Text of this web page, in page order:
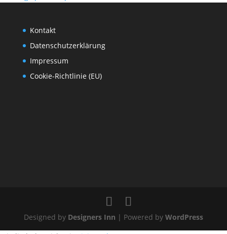
Kontakt
Datenschutzerklärung
Impressum
Cookie-Richtlinie (EU)
Designed by Designers Inn | Powered by WordPress